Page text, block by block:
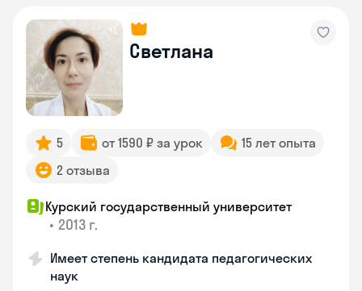
Светлана
5 от 1590 ₽ за урок
15 лет опыта
2 отзыва
Курский государственный университет
• 2013 г.
Имеет степень кандидата педагогических
наук